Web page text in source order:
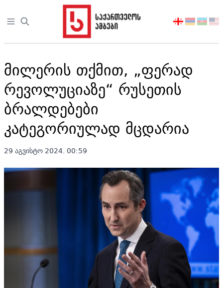
Open sidebar
აირჩიეთ
მილერის თქმით, „ფერად
რევოლუციაზე“ რუსეთის
ბრალდებები
კატეგორიულად მცდარია
29 აგვისტო 2024. 00:59